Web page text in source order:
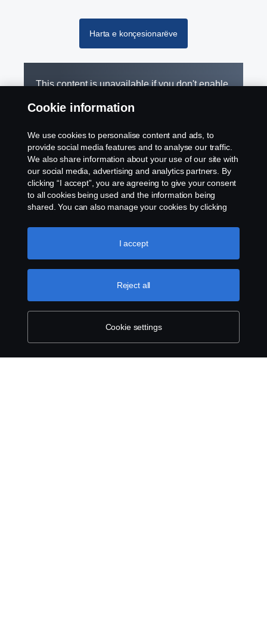
Harta e konçesionarëve
This content is unavailable if you don't enable
to see this content.
Cookie settings
Cookie policy link
Kthehuni në krye
Products
Cookie information
We use cookies to personalise content and ads, to
provide social media features and to analyse our traffic.
We also share information about your use of our site with
our social media, advertising and analytics partners. By
clicking “I accept”, you are agreeing to give your consent
to all cookies being used and the information being
shared. You can also manage your cookies by clicking
like to accept. For a more detailed explanation of how we
use cookies, please visit our cookies section, which you
Cookie settings
Reject all
I accept